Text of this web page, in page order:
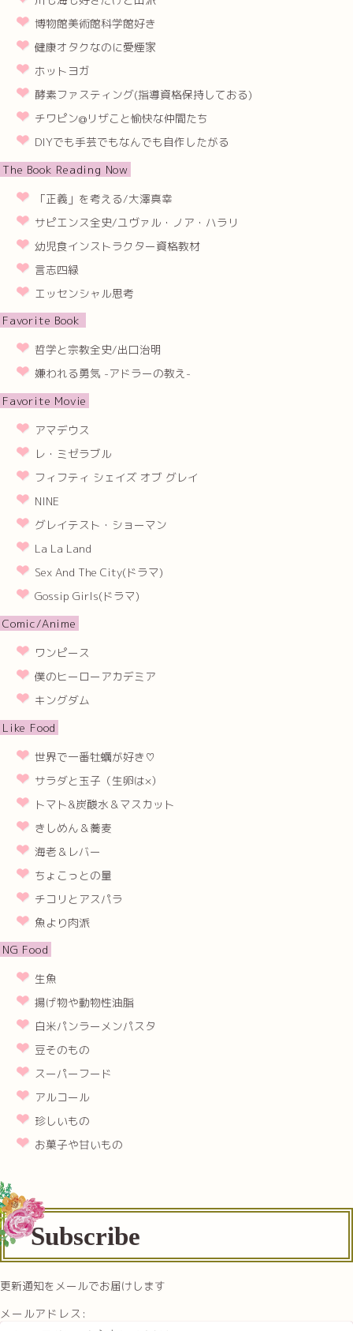
博物館美術館科学館好き
健康オタクなのに愛煙家
ホットヨガ
酵素ファスティング(指導資格保持しておる)
チワピン@リザこと愉快な仲間たち
DIYでも手芸でもなんでも自作したがる
The Book Reading Now
「正義」を考える/大澤真幸
サピエンス全史/ユヴァル・ノア・ハラリ
幼児食インストラクター資格教材
言志四緑
エッセンシャル思考
Favorite Book
哲学と宗教全史/出口治明
嫌われる勇気 -アドラーの教え-
Favorite Movie
アマデウス
レ・ミゼラブル
フィフティ シェイズ オブ グレイ
NINE
グレイテスト・ショーマン
La La Land
Sex And The City(ドラマ)
Gossip Girls(ドラマ)
Comic/Anime
ワンピース
僕のヒーローアカデミア
キングダム
Like Food
世界で一番牡蠣が好き♡
サラダと玉子（生卵は×）
トマト&炭酸水＆マスカット
きしめん＆蕎麦
海老＆レバー
ちょこっとの量
チコリとアスパラ
魚より肉派
NG Food
生魚
揚げ物や動物性油脂
白米パンラーメンパスタ
豆そのもの
スーパーフード
アルコール
珍しいもの
お菓子や甘いもの
Subscribe
更新通知をメールでお届けします
メールアドレス: